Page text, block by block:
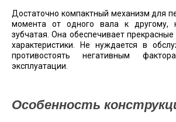
Достаточно компактный механизм для
момента от одного вала к другому,
зубчатая. Она обеспечивает
характеристики. Не нуждается в
противостоять негативным
эксплуатации.
Особенность